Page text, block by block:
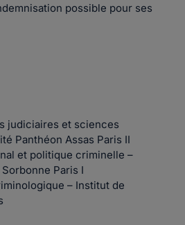
possible pour ses
judiciaires et sciences
Panthéon Assas Paris II
et politique criminelle –
Paris I
– Institut de